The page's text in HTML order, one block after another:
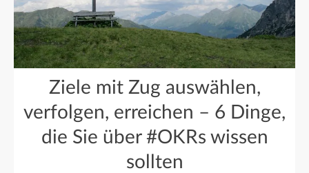
Ziele mit Zug auswählen,
verfolgen, erreichen – 6 Dinge,
die Sie über #OKRs wissen
sollten